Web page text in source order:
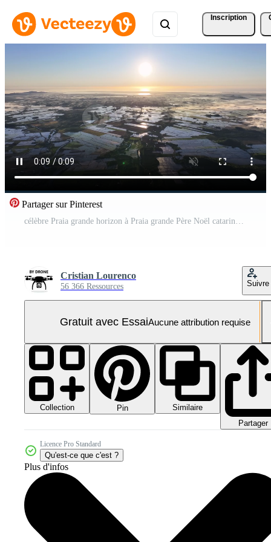
Inscription
Partager sur Pinterest
célèbre Praia grande horizon à Praia grande Père Noël catarina Brésil.. célèbre paysage. Vidéo Pro
Cristian Lourenco
56 366 Ressources Suivre
Gratuit avec EssaiAucune attribution requise
Collection Pin
Similaire
Partager
Licence Pro Standard
Qu'est-ce que c'est ?
Plus d'infos